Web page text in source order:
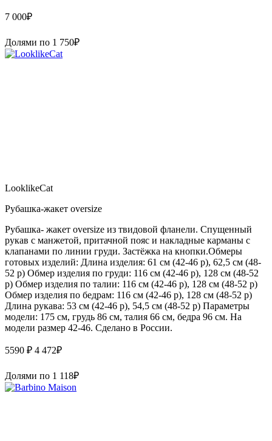
7 000₽
Долями по 1 750₽
LooklikeCat
Рубашка-жакет oversize
Рубашка- жакет oversize из твидовой фланели. Спущенный
рукав с манжетой, притачной пояс и накладные карманы с
клапанами по линии груди. Застёжка на кнопки.Обмеры
готовых изделий: Длина изделия: 61 см (42-46 р), 62,5 см (48-
52 р) Обмер изделия по груди: 116 см (42-46 р), 128 см (48-52
р) Обмер изделия по талии: 116 см (42-46 р), 128 см (48-52 р)
Обмер изделия по бедрам: 116 см (42-46 р), 128 см (48-52 р)
Длина рукава: 53 см (42-46 р), 54,5 см (48-52 р) Параметры
модели: 175 см, грудь 86 см, талия 66 см, бедра 96 см. На
модели размер 42-46. Сделано в России.
5590 ₽ 4 472₽
Долями по 1 118₽